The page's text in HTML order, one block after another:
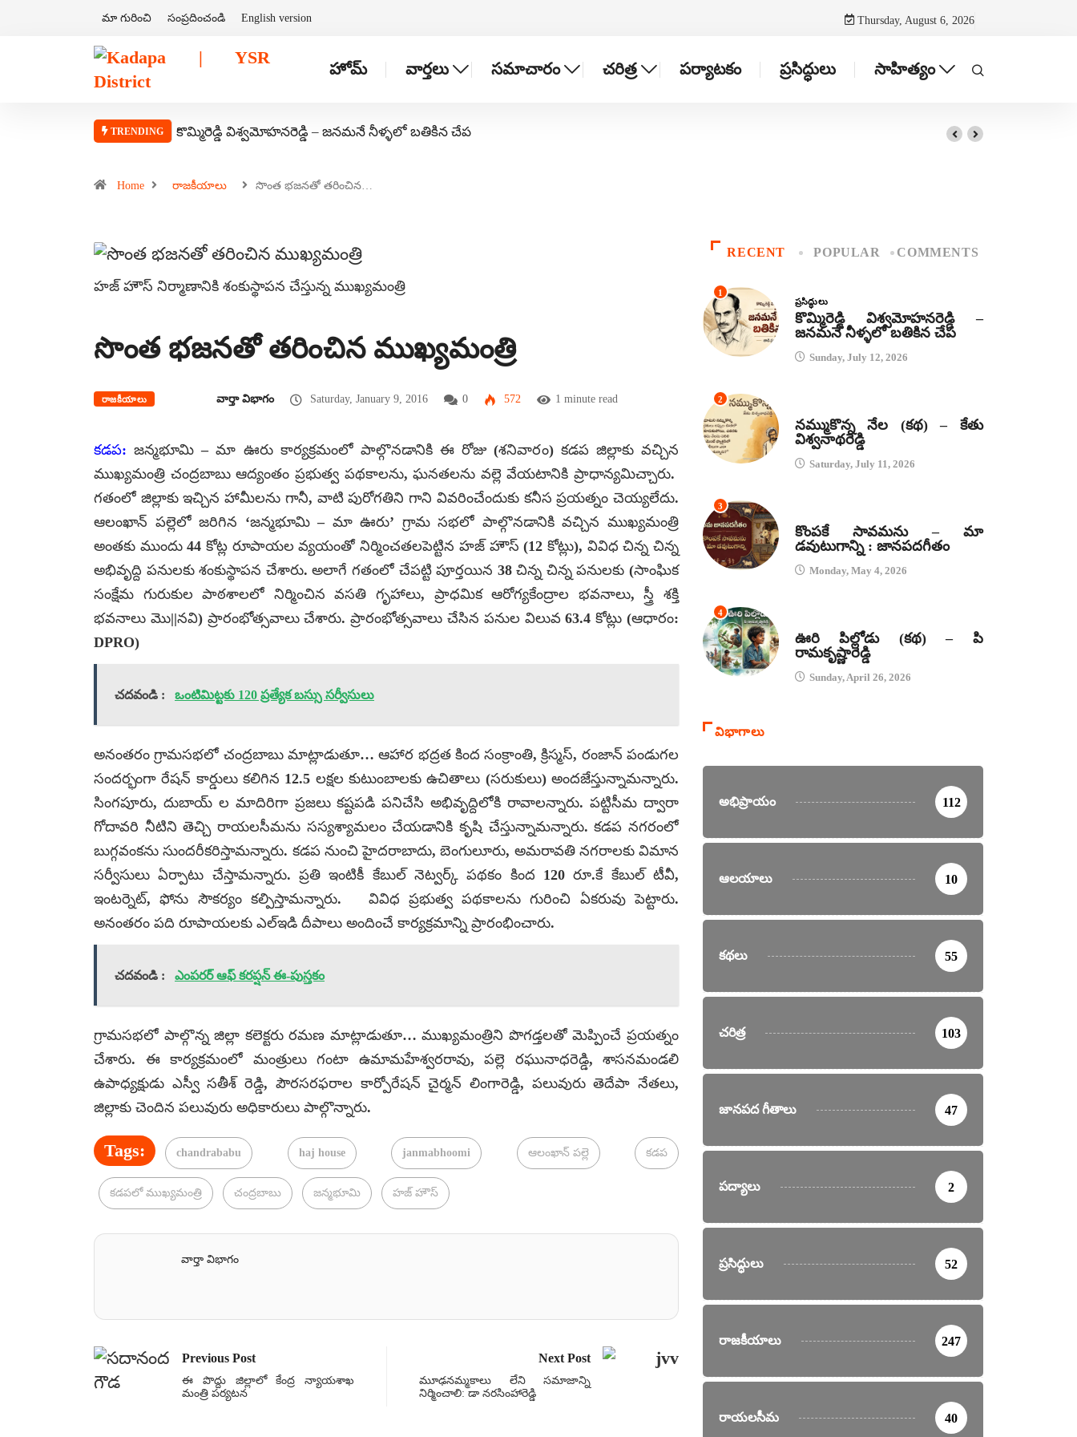
మా గురించి సంప్రదించండి English version Thursday, August 6, 2026
హోమ్ వార్తలు సమాచారం చరిత్ర పర్యాటకం ప్రసిద్ధులు సాహిత్యం
TRENDING కొమ్మిరెడ్డి విశ్వమోహనరెడ్డి – జనమనే నీళ్ళలో బతికిన చేప
Home రాజకీయాలు సొంత భజనతో తరించిన…
హజ్ హౌస్ నిర్మాణానికి శంకుస్థాపన చేస్తున్న ముఖ్యమంత్రి
సొంత భజనతో తరించిన ముఖ్యమంత్రి
రాజకీయాలు వార్తా విభాగం Saturday, January 9, 2016 0 572 1 minute read
కడప: జన్మభూమి – మా ఊరు కార్యక్రమంలో పాల్గొనడానికి ఈ రోజు (శనివారం) కడప జిల్లాకు వచ్చిన
ముఖ్యమంత్రి చంద్రబాబు ఆద్యంతం ప్రభుత్వ పథకాలను, ఘనతలను వల్లె వేయటానికి ప్రాధాన్యమిచ్చారు.
గతంలో జిల్లాకు ఇచ్చిన హామీలను గానీ, వాటి పురోగతిని గాని వివరించేందుకు కనీస ప్రయత్నం చెయ్యలేదు.
ఆలంఖాన్ పల్లెలో జరిగిన ‘జన్మభూమి – మా ఊరు’ గ్రామ సభలో పాల్గొనడానికి వచ్చిన ముఖ్యమంత్రి
అంతకు ముందు 44 కోట్ల రూపాయల వ్యయంతో నిర్మించతలపెట్టిన హజ్ హౌస్ (12 కోట్లు), వివిధ చిన్న చిన్న
అభివృద్ది పనులకు శంకుస్థాపన చేశారు. అలాగే గతంలో చేపట్టి పూర్తయిన 38 చిన్న చిన్న పనులకు (సాంఘిక
సంక్షేమ గురుకుల పాఠశాలలో నిర్మించిన వసతి గృహాలు, ప్రాధమిక ఆరోగ్యకేంద్రాల భవనాలు, స్త్రీ శక్తి
భవనాలు మొ||నవి) ప్రారంభోత్సవాలు చేశారు. ప్రారంభోత్సవాలు చేసిన పనుల విలువ 63.4 కోట్లు (ఆధారం:
DPRO)
చదవండి : ఒంటిమిట్టకు 120 ప్రత్యేక బస్సు సర్వీసులు
అనంతరం గ్రామసభలో చంద్రబాబు మాట్లాడుతూ… ఆహార భద్రత కింద సంక్రాంతి, క్రిస్మస్, రంజాన్ పండుగల
సందర్భంగా రేషన్ కార్డులు కలిగిన 12.5 లక్షల కుటుంబాలకు ఉచితాలు (సరుకులు) అందజేస్తున్నామన్నారు.
సింగపూరు, దుబాయ్ ల మాదిరిగా ప్రజలు కష్టపడి పనిచేసి అభివృద్దిలోకి రావాలన్నారు. పట్టిసీమ ద్వారా
గోదావరి నీటిని తెచ్చి రాయలసీమను సస్యశ్యామలం చేయడానికి కృషి చేస్తున్నామన్నారు. కడప నగరంలో
బుగ్గవంకను సుందరీకరిస్తామన్నారు. కడప నుంచి హైదరాబాదు, బెంగులూరు, అమరావతి నగరాలకు విమాన
సర్వీసులు ఏర్పాటు చేస్తామన్నారు. ప్రతి ఇంటికీ కేబుల్ నెట్వర్క్ పథకం కింద 120 రూ.కే కేబుల్ టీవీ,
ఇంటర్నెట్, ఫోను సౌకర్యం కల్పిస్తామన్నారు. వివిధ ప్రభుత్వ పథకాలను గురించి ఏకరువు పెట్టారు.
అనంతరం పది రూపాయలకు ఎల్ఇడి దీపాలు అందించే కార్యక్రమాన్ని ప్రారంభించారు.
చదవండి : ఎంపరర్ ఆఫ్ కరప్షన్ ఈ-పుస్తకం
గ్రామసభలో పాల్గొన్న జిల్లా కలెక్టరు రమణ మాట్లాడుతూ… ముఖ్యమంత్రిని పొగడ్తలతో మెప్పించే ప్రయత్నం
చేశారు. ఈ కార్యక్రమంలో మంత్రులు గంటా ఉమామహేశ్వరరావు, పల్లె రఘునాధరెడ్డి, శాసనమండలి
ఉపాధ్యక్షుడు ఎస్వీ సతీశ్ రెడ్డి, పౌరసరఫరాల కార్పోరేషన్ చైర్మన్ లింగారెడ్డి, పలువురు తెదేపా నేతలు,
జిల్లాకు చెందిన పలువురు అధికారులు పాల్గొన్నారు.
Tags: chandrababu haj house janmabhoomi ఆలంఖాన్ పల్లె కడప
కడపలో ముఖ్యమంత్రి చంద్రబాబు జన్మభూమి హజ్ హౌస్
వార్తా విభాగం
Previous Post
ఈ పొద్దు జిల్లాలో కేంద్ర న్యాయశాఖ
మంత్రి పర్యటన
Next Post
మూఢనమ్మకాలు లేని సమాజాన్ని
నిర్మించాలి: డా నరసింహారెడ్డి
RECENT POPULAR COMMENTS
1
ప్రసిద్ధులు
కొమ్మిరెడ్డి విశ్వమోహనరెడ్డి –
జనమనే నీళ్ళలో బతికిన చేప
Sunday, July 12, 2026
2
నమ్ముకొన్న నేల (కథ) – కేతు
విశ్వనాథరెడ్డి
Saturday, July 11, 2026
3
కొంపకే సావమను – మా
డవుటుగాన్ని : జానపదగీతం
Monday, May 4, 2026
4
ఊరి పిల్లోడు (కథ) – పి
రామకృష్ణారెడ్డి
Sunday, April 26, 2026
విభాగాలు
అభిప్రాయం 112
ఆలయాలు 10
కథలు 55
చరిత్ర 103
జానపద గీతాలు 47
పద్యాలు 2
ప్రసిద్ధులు 52
రాజకీయాలు 247
రాయలసీమ 40